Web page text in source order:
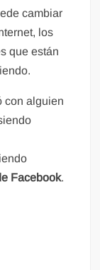
cambiar
los
que están
con alguien
Facebook.